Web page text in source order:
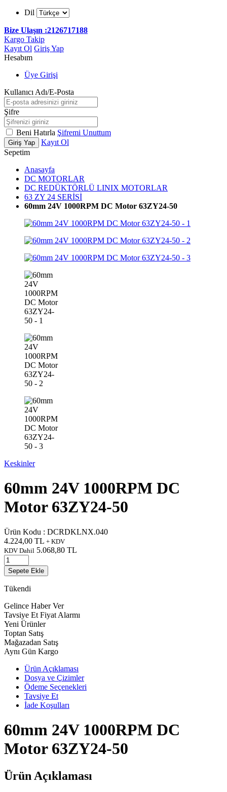
Dil
Bize Ulaşın :2126717188
Kargo Takip
Kayıt Ol Giriş Yap
Hesabım
Üye Girişi
Kullanıcı Adı/E-Posta
Şifre
Beni Hatırla Şifremi Unuttum
Giriş Yap
Kayıt Ol
Sepetim
Anasayfa
DC MOTORLAR
DC REDÜKTÖRLÜ LINIX MOTORLAR
63 ZY 24 SERİSİ
60mm 24V 1000RPM DC Motor 63ZY24-50
Keskinler
60mm 24V 1000RPM DC
Motor 63ZY24-50
Ürün Kodu : DCRDKLNX.040
4.224,00 TL + KDV
KDV Dahil 5.068,80 TL
Sepete Ekle
Tükendi
Gelince Haber Ver
Tavsiye Et Fiyat Alarmı
Yeni Ürünler
Toptan Satış
Mağazadan Satış
Aynı Gün Kargo
Ürün Açıklaması
Dosya ve Çizimler
Ödeme Seçenekleri
Tavsiye Et
İade Koşulları
60mm 24V 1000RPM DC
Motor 63ZY24-50
Ürün Açıklaması